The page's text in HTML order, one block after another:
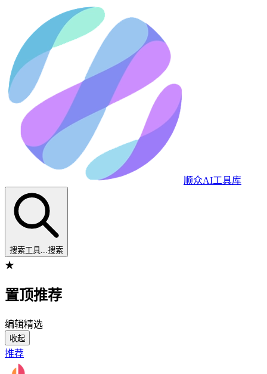
顺众AI工具库
搜索工具...搜索
★
置顶推荐
编辑精选
收起
推荐